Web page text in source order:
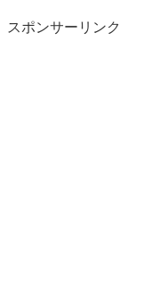
スポンサーリンク